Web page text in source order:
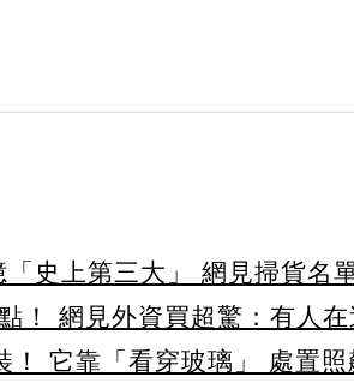
史上第三大」 網見掃貨名
！ 網見外資買超驚：有人在
！ 它靠「看穿玻璃」 處置照